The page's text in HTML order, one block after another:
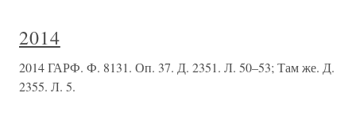
2014
2014 ГАРФ. Ф. 8131. Оп. 37. Д. 2351. Л. 50–53; Там же. Д.
2355. Л. 5.